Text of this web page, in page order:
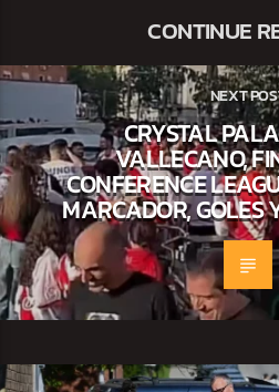
CONTINUE
NEXT
CRYSTAL
VALLECANO,
CONFERENCE
MARCADOR, GOLES